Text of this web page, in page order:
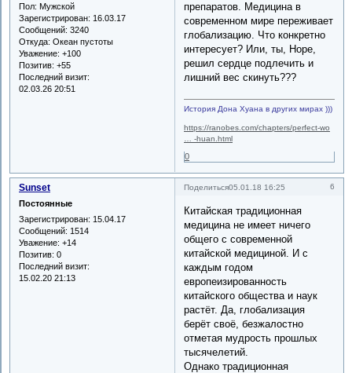
Пол: Мужской
Зарегистрирован: 16.03.17
Сообщений: 3240
Откуда: Океан пустоты
Уважение: +100
Позитив: +55
Последний визит:
02.03.26 20:51
препаратов. Медицина в
современном мире переживает
глобализацию. Что конкретно
интересует? Или, ты, Норе,
решил сердце подлечить и
лишний вес скинуть???
История Дона Хуана в других мирах )))
https://ranobes.com/chapters/perfect-wo
… -huan.html
0
Поделиться 6
05.01.18 16:25
Sunset
Постоянные
Зарегистрирован: 15.04.17
Сообщений: 1514
Уважение: +14
Позитив: 0
Последний визит:
15.02.20 21:13
Китайская традиционная
медицина не имеет ничего
общего с современной
китайской медициной. И с
каждым годом
европеизированность
китайского общества и наук
растёт. Да, глобализация
берёт своё, безжалостно
отметая мудрость прошлых
тысячелетий.
Однако традиционная